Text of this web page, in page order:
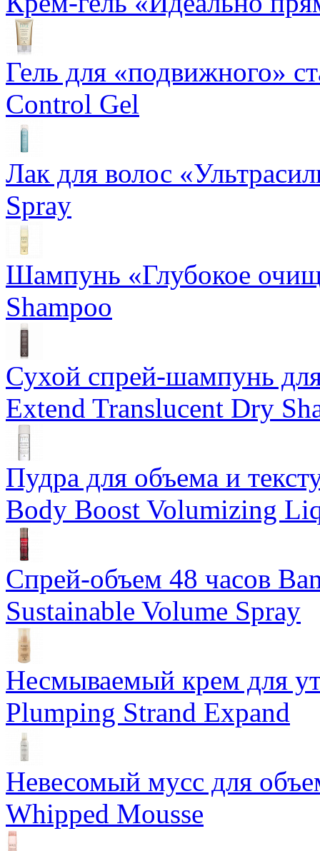
Гель для «подвижного»
Control Gel
Лак для волос
Spray
Шампунь «Глубокое
Shampoo
Сухой спрей-шампунь
Extend Translucent Dry
Пудра для объема и
Body Boost Volumizing
Спрей-объем 48 часов
Sustainable Volume Spray
Несмываемый крем для
Plumping Strand Expand
Невесомый мусс для
Whipped Mousse